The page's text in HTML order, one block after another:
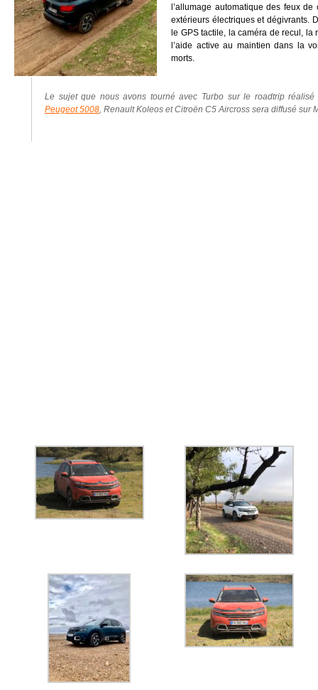
l’allumage automatique des feux
extérieurs électriques et dégivrants.
le GPS tactile, la caméra de recul,
l’aide active au maintien dans la
morts.
Le sujet que nous avons tourné avec Turbo sur le roadtrip
Peugeot 5008, Renault Koleos et Citroën C5 Aircross sera diffusé sur